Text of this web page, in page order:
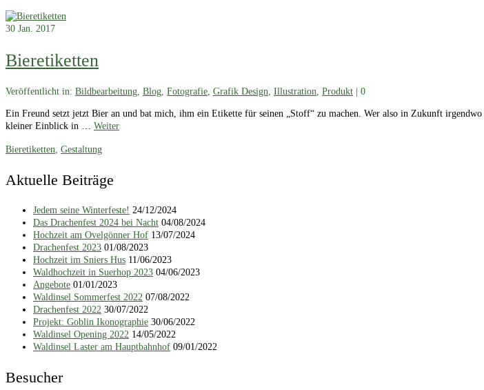
30 Jan. 2017
Bieretiketten
Veröffentlicht in: Bildbearbeitung, Blog, Fotografie, Grafik Design, Illustration, Produkt 0
Ein Freund setzt jetzt Bier an und bat mich, ihm ein Etikette für seinen „Stoff“ zu machen. Wer also in Zukunft
kleiner Einblick in … Weiter
Bieretiketten, Gestaltung
Aktuelle Beiträge
Jedem seine Winterfeste! 24/12/2024
Das Drachenfest 2024 bei Nacht 04/08/2024
Hochzeit am Ovelgönner Hof 13/07/2024
Drachenfest 2023 01/08/2023
Hochzeit im Sniers Hus 11/06/2023
Waldhochzeit in Suerhop 2023 04/06/2023
Angebote 01/01/2023
Waldinsel Sommerfest 2022 07/08/2022
Drachenfest 2022 30/07/2022
Projekt: Goblin Ikonographie 30/06/2022
Waldinsel Opening 2022 14/05/2022
Waldinsel Laster am Hauptbahnhof 09/01/2022
Besucher